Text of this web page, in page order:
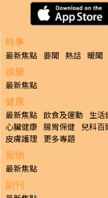
時事
最新焦點 要聞 熱話 暖聞
娛樂
最新焦點
健康
最新焦點 飲食及運動 生活
心臟健康 腸胃保健 兒科百
皮膚護理 更多專題
寵物
最新焦點
副刊